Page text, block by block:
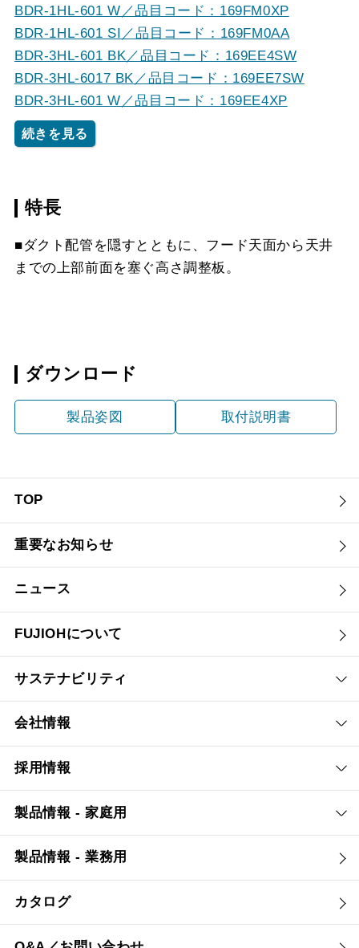
BDR-1HL-601 W／品目コード：169FM0XP
BDR-1HL-601 SI／品目コード：169FM0AA
BDR-3HL-601 BK／品目コード：169EE4SW
BDR-3HL-6017 BK／品目コード：169EE7SW
BDR-3HL-601 W／品目コード：169EE4XP
続きを見る
特長
■ダクト配管を隠すとともに、フード天面から天井
までの上部前面を塞ぐ高さ調整板。
ダウンロード
製品姿図 取付説明書
TOP
重要なお知らせ
ニュース
FUJIOHについて
サステナビリティ
会社情報
採用情報
製品情報 - 家庭用
製品情報 - 業務用
カタログ